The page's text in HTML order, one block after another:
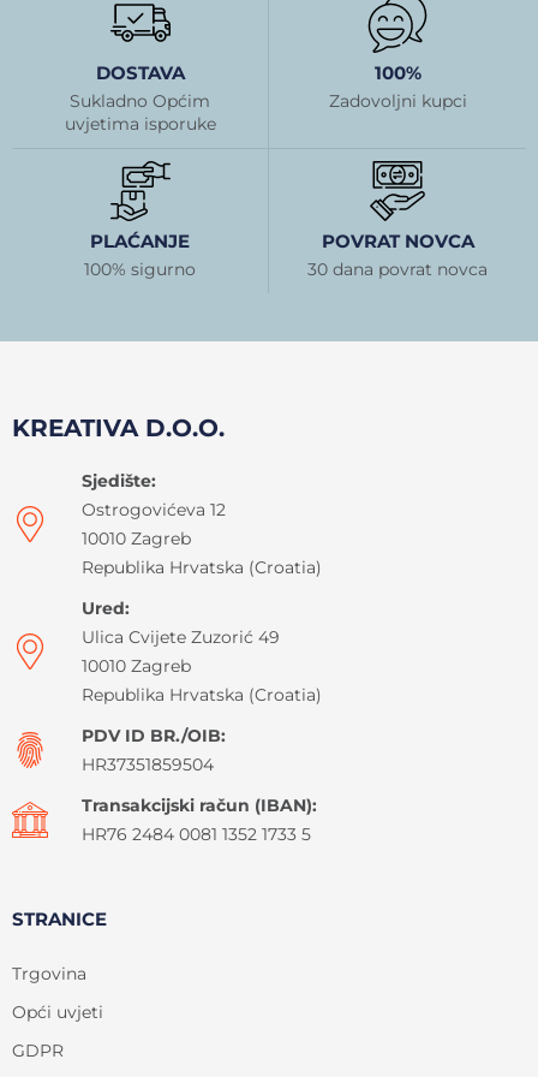
DOSTAVA
Sukladno Općim
uvjetima isporuke
100%
Zadovoljni kupci
PLAĆANJE
100% sigurno
POVRAT NOVCA
30 dana povrat novca
KREATIVA D.O.O.
Sjedište:
Ostrogovićeva 12
10010 Zagreb
Republika Hrvatska (Croatia)
Ured:
Ulica Cvijete Zuzorić 49
10010 Zagreb
Republika Hrvatska (Croatia)
PDV ID BR./OIB:
HR37351859504
Transakcijski račun (IBAN):
HR76 2484 0081 1352 1733 5
STRANICE
Trgovina
Opći uvjeti
GDPR